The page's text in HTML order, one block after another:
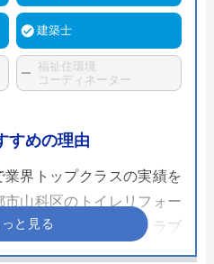
建築士
福祉住環境
コーディネーター
すめの理由
業界トップクラスの実績を
山科区のトイレリフォー
これまでの水まわりトラブ
常に信頼できるものであ